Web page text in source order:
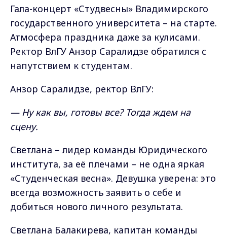
Гала-концерт «Студвесны» Владимирского
государственного университета – на старте.
Атмосфера праздника даже за кулисами.
Ректор ВлГУ Анзор Саралидзе обратился с
напутствием к студентам.
Анзор Саралидзе, ректор ВлГУ:
— Ну как вы, готовы все? Тогда ждем на
сцену.
Светлана – лидер команды Юридического
института, за её плечами – не одна яркая
«Студенческая весна». Девушка уверена: это
всегда возможность заявить о себе и
добиться нового личного результата.
Светлана Балакирева, капитан команды